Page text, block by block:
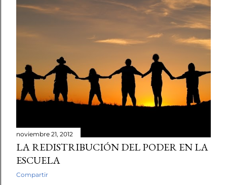
noviembre 21, 2012
LA REDISTRIBUCIÓN DEL PODER EN LA
ESCUELA
Compartir